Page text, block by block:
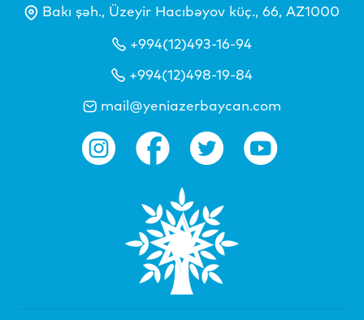
Bakı şəh., Üzeyir Hacıbəyov küç., 66, AZ1000
+994(12)493-16-94
+994(12)498-19-84
mail@yeniazerbaycan.com